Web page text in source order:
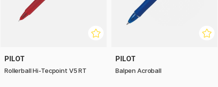
PILOT
Rollerball Hi-Tecpoint V5 RT
PILOT
Balpen Acroball